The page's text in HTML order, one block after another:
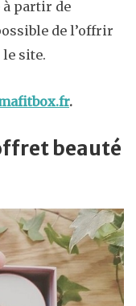
à partir de
de l’offrir
le site.
.
beauté